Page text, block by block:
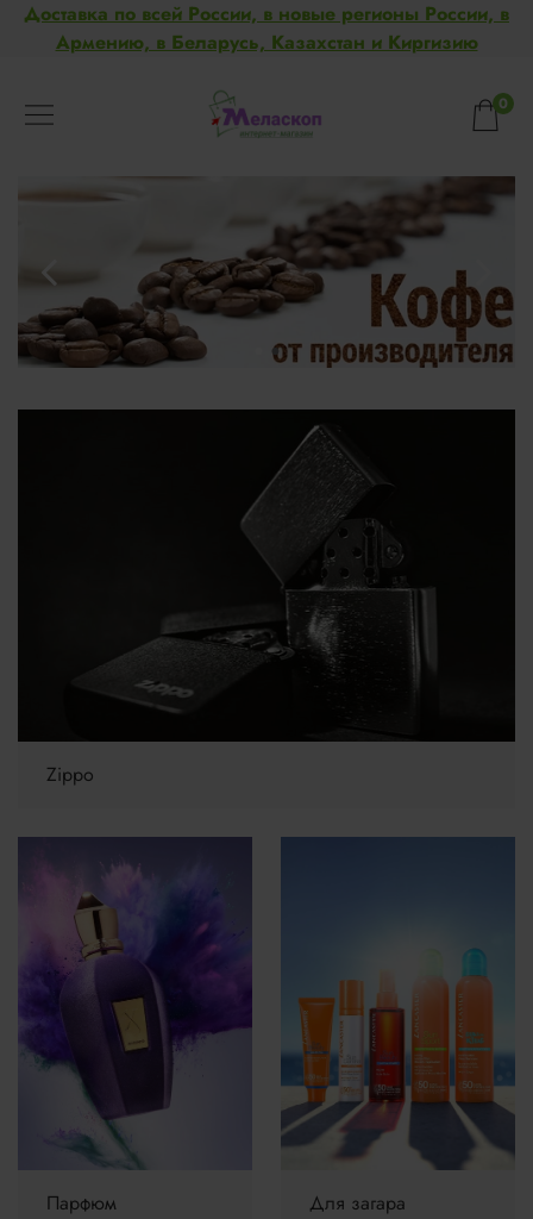
Доставка по всей России, в новые регионы России, в
Армению, в Беларусь, Казахстан и Киргизию
0
Zippo
Парфюм Для загара